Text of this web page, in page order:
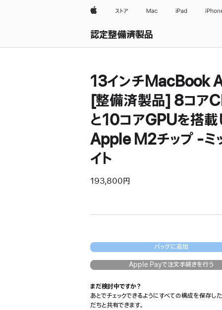
Appleストア Mac iPad
認定整備済製品
すべて表示
13インチMacBook
[整備済製品] 8コア
と10コアGPUを搭載
Apple M2チップ -ミ
イト
193,800円
バッグに追加
Apple Payで注文手続きを行う
まだ検討中ですか？
あとでチェックできるようにすべての構成を保存した
だちと共有できます。